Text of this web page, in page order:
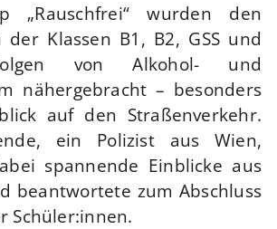
„Rauschfrei“ wurden den
der Klassen B1, B2, GSS und
von Alkohol- und
nähergebracht – besonders
auf den Straßenverkehr.
ein Polizist aus Wien,
spannende Einblicke aus
beantwortete zum Abschluss
Schüler:innen.